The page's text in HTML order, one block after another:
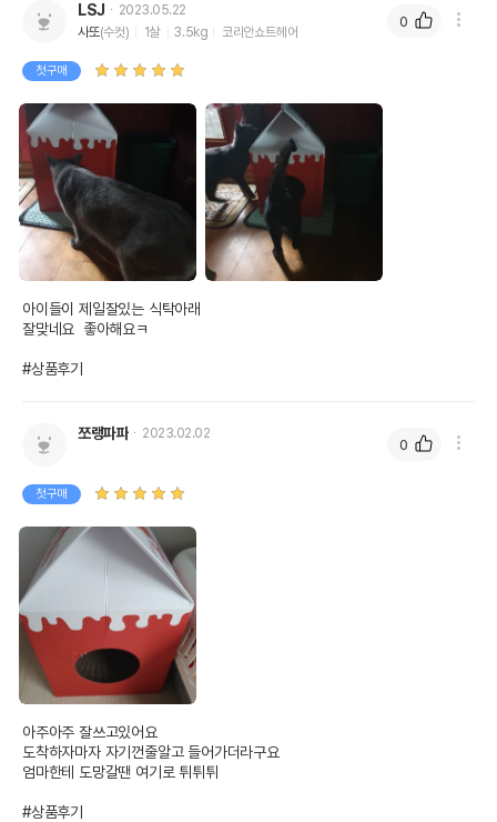
상품 필수 정보
품명 및 모델명 도트캣 밀크 스크래처(딸기우유)
받았음을 확인할수 있는
제조국 또는 원산지 중국
수입자를 함께 표기
AS책임자와 전화번호
또는 소비자상담 관련
전화번호
LSJ
2023.05.22
사또(수컷) 1살 3.5kg 코리안쇼트헤어
첫구매
아이들이 제일잘있는 식탁아래
잘맞네요  좋아해요ㅋ
#상품후기
0
쪼랭파파 2023.02.02
첫구매
아주아주 잘쓰고있어요
도착하자마자 자기껀줄알고 들어가더라구요
엄마한테 도망갈땐 여기로 튀튀튀
#상품후기
0